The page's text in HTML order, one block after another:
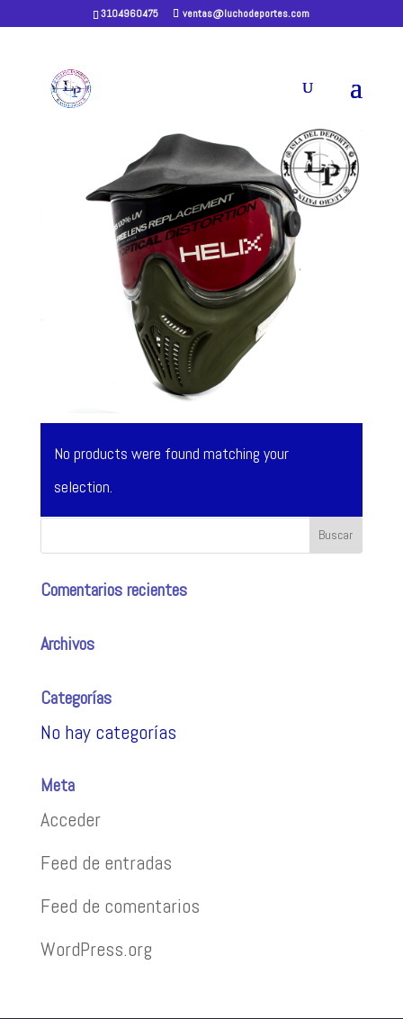
3104960475 ventas@luchodeportes.com
Home/ DEPORTE PAINTBALL
DEPORTE PAINTBALL
No products were found matching your
selection.
Comentarios recientes
Archivos
Categorías
No hay categorías
Meta
Acceder
Feed de entradas
Feed de comentarios
WordPress.org